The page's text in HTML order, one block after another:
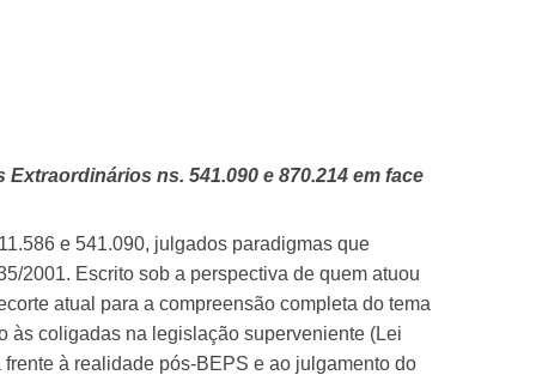
ns. 541.090 e 870.214 em face
e 541.090, julgados paradigmas que
2001. Escrito sob a perspectiva de quem atuou
atual para a compreensão completa do tema
às coligadas na legislação superveniente (Lei
à realidade pós-BEPS e ao julgamento do